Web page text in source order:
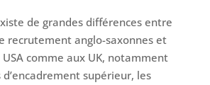
de grandes différences entre
recrutement anglo-saxonnes et
comme aux UK, notamment
supérieur, les